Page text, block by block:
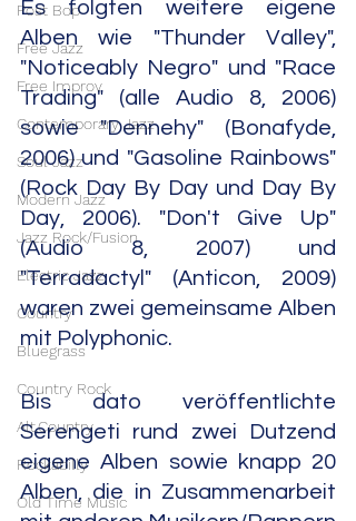
Post Bop
Free Jazz
Free Improv
Contemporary Jazz
Soul Jazz
Modern Jazz
Jazz Rock/Fusion
Electric Jazz
Country
Bluegrass
Country Rock
Alt.Country
Rockabilly
Old Time Music
Es folgten weitere eigene
Alben wie "Thunder Valley",
"Noticeably Negro" und "Race
Trading" (alle Audio 8, 2006)
sowie "Dennehy" (Bonafyde,
2006) und "Gasoline Rainbows"
(Rock Day By Day und Day By
Day, 2006). "Don't Give Up"
(Audio 8, 2007) und
"Terradactyl" (Anticon, 2009)
waren zwei gemeinsame Alben
mit Polyphonic.
Bis dato veröffentlichte
Serengeti rund zwei Dutzend
eigene Alben sowie knapp 20
Alben, die in Zusammenarbeit